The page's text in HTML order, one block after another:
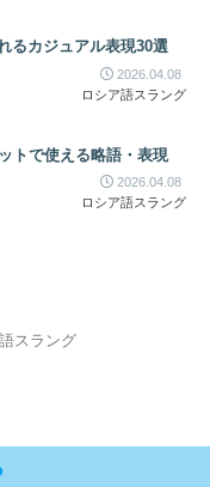
るカジュアル表現30選
2026.04.08
ロシア語スラング
トで使える略語・表現
2026.04.08
ロシア語スラング
スラング